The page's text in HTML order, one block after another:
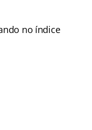
no índice